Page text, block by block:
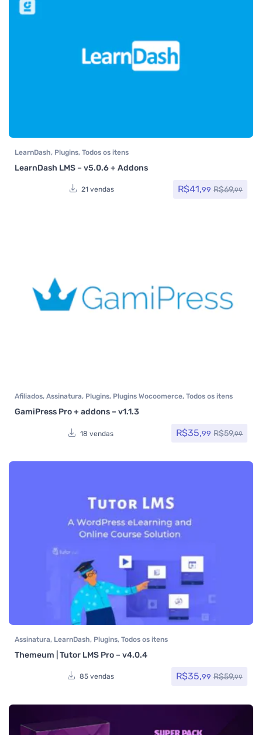
LearnDash, Plugins, Todos os itens
LearnDash LMS – v5.0.6 + Addons
21 vendas R$41,99 R$69,99
Afiliados, Assinatura, Plugins, Plugins Wocoomerce, Todos os itens
GamiPress Pro + addons – v1.1.3
18 vendas R$35,99 R$59,99
Assinatura, LearnDash, Plugins, Todos os itens
Themeum | Tutor LMS Pro – v4.0.4
85 vendas R$35,99 R$59,99